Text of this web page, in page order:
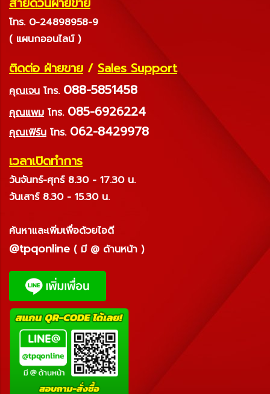
โทร. 0-24898958-9
( แผนกออนไลน์ )
ติดต่อ ฝ่ายขาย / Sales Support
คุณเจน โทร. 088-5851458
คุณแพม โทร. 085-6926224
คุณเฟิร์น โทร. 062-8429978
เวลาเปิดทำการ
วันจันทร์-ศุกร์ 8.30 - 17.30 น.
วันเสาร์ 8.30 - 15.30 น.
ค้นหาและเพิ่มเพื่อด้วยไอดี
@tpqonline ( มี @ ด้านหน้า )